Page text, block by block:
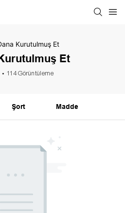
Kurutulmuş Et
Et
114 Görüntüleme
Şort Madde